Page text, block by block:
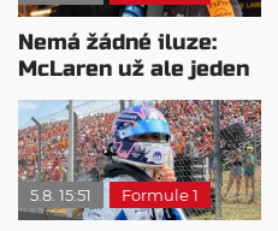
Nemá žádné iluze:
McLaren už ale jeden
návrat ze dna dokázal
5.8. 15:51 Formule 1